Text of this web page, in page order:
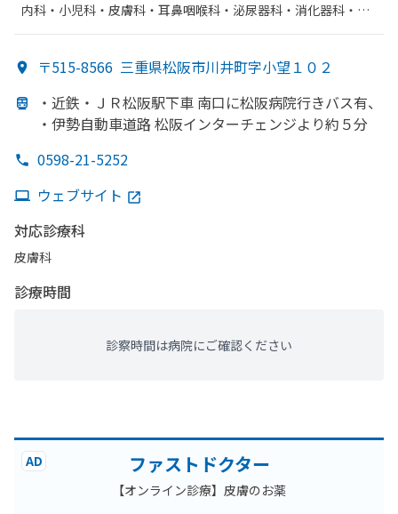
内科・​小児科・​皮膚科・​耳鼻咽喉科・​泌尿器科・​消化器科・​呼
経外科・​心臓血管外科・​リハビリテーション・​放射線科・​麻酔
〒515-8566 三重県松阪市川井町字小望１０２
・近鉄・ＪＲ松阪駅下車 南口に松阪病院行きバス有、
・伊勢自動車道路 松阪インターチェンジより約５分
0598-21-5252
ウェブサイト
対応診療科
皮膚科
診療時間
診察時間は病院にご確認ください
AD ファストドクター
【オンライン診療】皮膚のお薬